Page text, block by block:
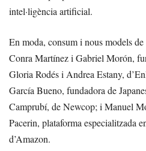
intel·ligència artificial.
En moda, consum i nous models
Conra Martínez i Gabriel Morón,
Gloria Rodés i Andrea Estany,
García Bueno, fundadora de
Camprubí, de Newcop; i Manuel
Pacerin, plataforma especialitzada
d’Amazon.